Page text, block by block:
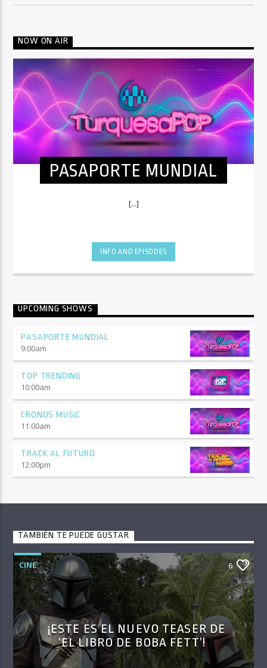
NOW ON AIR
PASAPORTE MUNDIAL
[...]
INFO AND EPISODES
UPCOMING SHOWS
PASAPORTE MUNDIAL
9:00am
TOP TRENDING
10:00am
CRONOS MUSIC
11:00am
TRACK AL FUTURO
12:00pm
TAMBIÉN TE PUEDE GUSTAR
CINE 6
¡ESTE ES EL NUEVO TEASER DE
‘EL LIBRO DE BOBA FETT’!